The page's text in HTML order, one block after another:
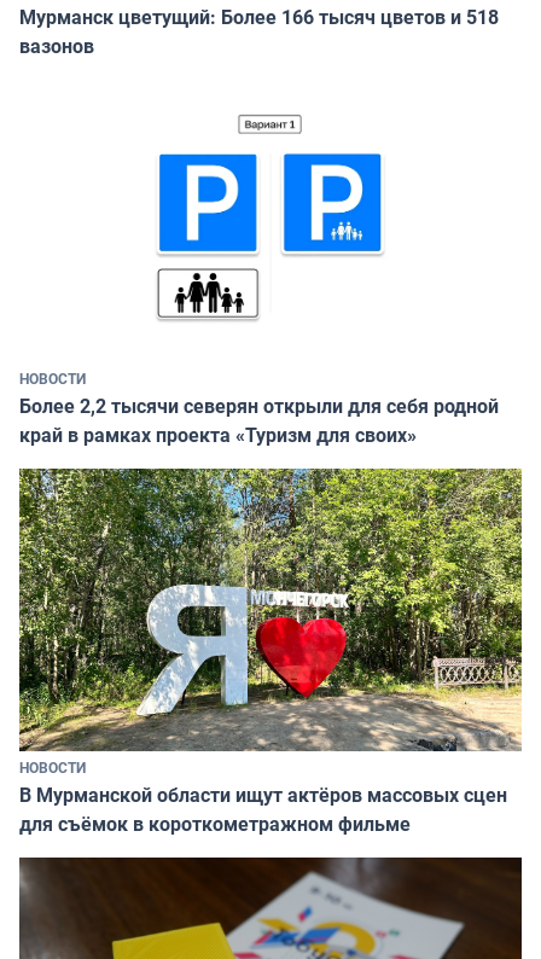
Мурманск цветущий: Более 166 тысяч цветов и 518
вазонов
НОВОСТИ
Более 2,2 тысячи северян открыли для себя родной
край в рамках проекта «Туризм для своих»
НОВОСТИ
В Мурманской области ищут актёров массовых сцен
для съёмок в короткометражном фильме